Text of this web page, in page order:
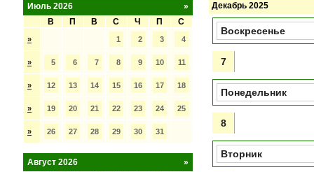
»
Июль 2026
В
П В С Ч П С
» 1 2 3 4
» 5 6 7 8 9 10 11
» 12 13 14 15 16 17 18
» 19 20 21 22 23 24 25
» 26 27 28 29 30 31
»
Август 2026
Декабрь 2025
Воскресенье
7
Понедельник
8
Вторник